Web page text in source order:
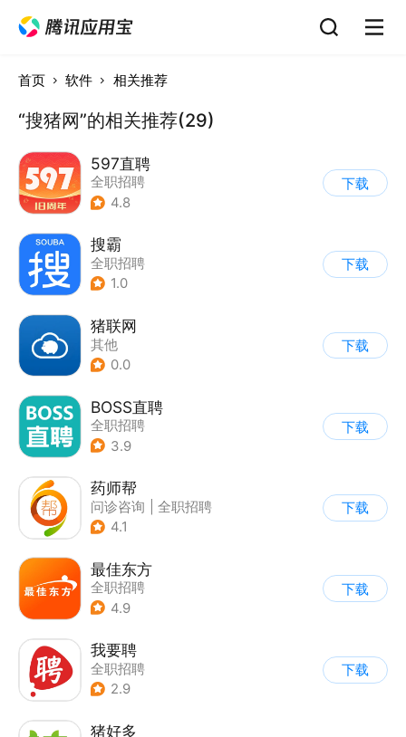
首页 软件 相关推荐
“搜猪网”的相关推荐(29)
597直聘
全职招聘
4.8
下载
搜霸
全职招聘
1.0
下载
猪联网
其他
0.0
下载
BOSS直聘
全职招聘
3.9
下载
药师帮
问诊咨询
全职招聘
4.1
下载
最佳东方
全职招聘
4.9
下载
我要聘
全职招聘
2.9
下载
猪好多